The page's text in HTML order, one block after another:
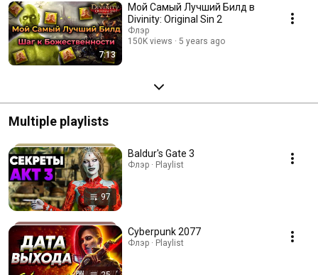
7:13
Мой Самый Лучший Билд в
Divinity: Original Sin 2
Флэр
150K views
5 years ago
Multiple playlists
97
Baldur's Gate 3
Флэр · Playlist
Cyberpunk 2077
Флэр · Playlist